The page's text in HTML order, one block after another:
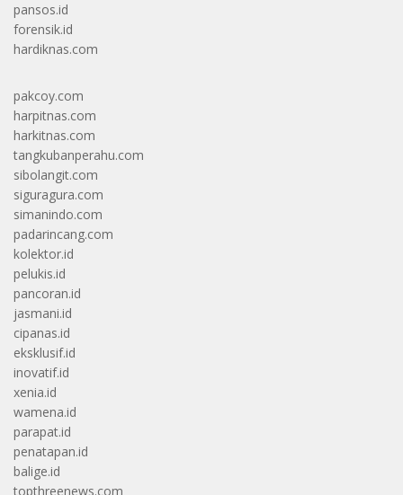
pansos.id
forensik.id
hardiknas.com
pakcoy.com
harpitnas.com
harkitnas.com
tangkubanperahu.com
sibolangit.com
siguragura.com
simanindo.com
padarincang.com
kolektor.id
pelukis.id
pancoran.id
jasmani.id
cipanas.id
eksklusif.id
inovatif.id
xenia.id
wamena.id
parapat.id
penatapan.id
balige.id
topthreenews.com